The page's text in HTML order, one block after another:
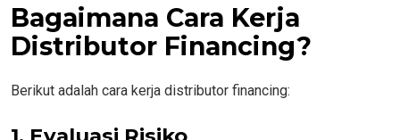
Bagaimana Cara Kerja
Distributor Financing?
Berikut adalah cara kerja distributor financing: